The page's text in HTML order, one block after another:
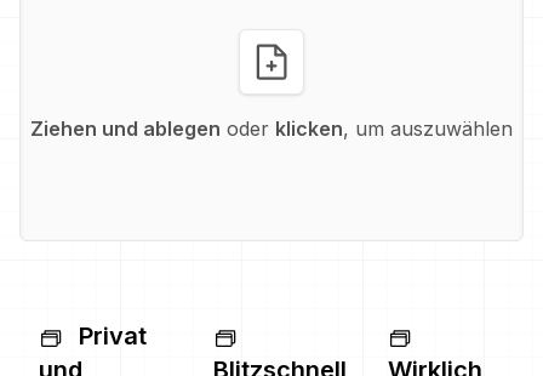
Ziehen und ablegen oder klicken, um auszuwählen
Privat
und
Blitzschnell
Wirklich